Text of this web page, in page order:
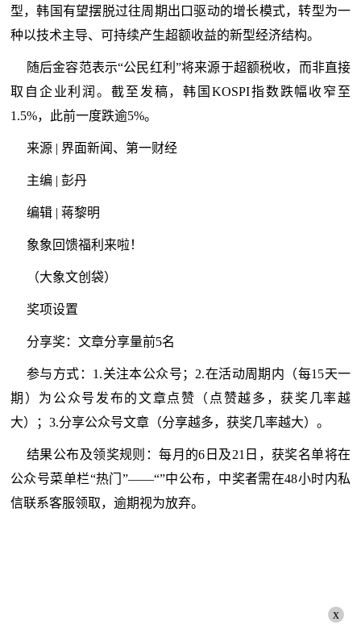
型，韩国有望摆脱过往周期出口驱动的增长模式，转型为一
种以技术主导、可持续产生超额收益的新型经济结构。
随后金容范表示“公民红利”将来源于超额税收，而非直接
取自企业利润。截至发稿，韩国KOSPI指数跌幅收窄至
1.5%，此前一度跌逾5%。
来源 | 界面新闻、第一财经
主编 | 彭丹
编辑 | 蒋黎明
象象回馈福利来啦！
（大象文创袋）
奖项设置
分享奖：文章分享量前5名
参与方式：1.关注本公众号；2.在活动周期内（每15天一
期）为公众号发布的文章点赞（点赞越多，获奖几率越
大）；3.分享公众号文章（分享越多，获奖几率越大）。
结果公布及领奖规则：每月的6日及21日，获奖名单将在
公众号菜单栏“热门”——“”中公布，中奖者需在48小时内私
信联系客服领取，逾期视为放弃。
x